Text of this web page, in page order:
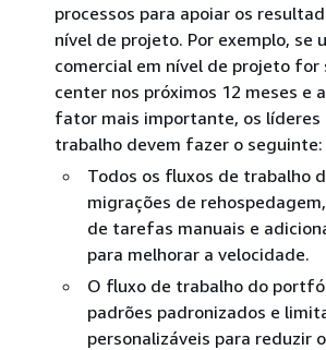
processos para apoiar os
nível de projeto. Por exemplo, se
comercial em nível de projeto for
center nos próximos 12 meses e
fator mais importante, os líderes
trabalho devem fazer o seguinte:
Todos os fluxos de trabalho
migrações de
de tarefas manuais e
para melhorar a velocidade.
O fluxo de trabalho do
padrões padronizados e
personalizáveis para reduzir